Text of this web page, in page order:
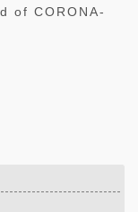
of CORONA-